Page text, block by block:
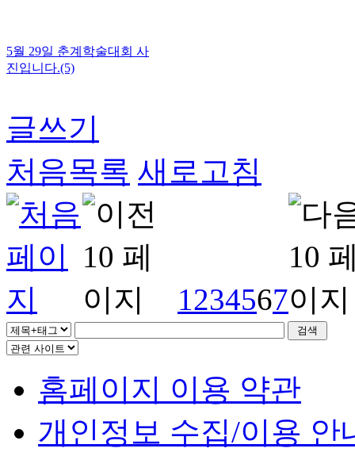
5월 29일 춘계학술대회 사
진입니다.(5)
글쓰기
처음목록 새로고침
1234567
홈페이지 이용 약관
개인정보 수집/이용 안